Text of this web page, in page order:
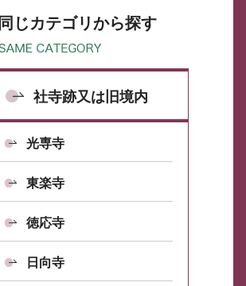
同じカテゴリから探す
社寺跡又は旧境内
光専寺
東楽寺
徳応寺
日向寺